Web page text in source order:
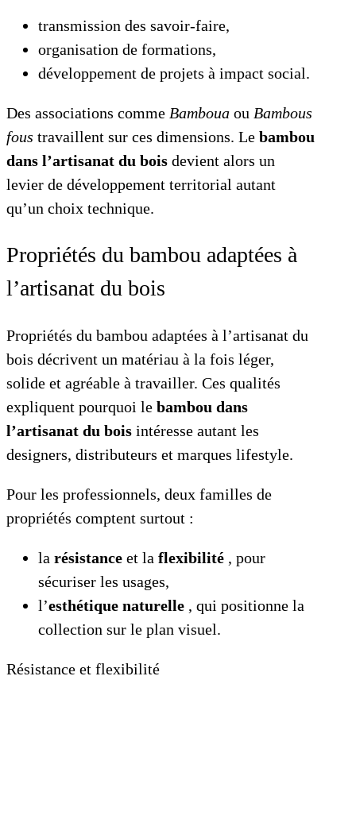
transmission des savoir-faire,
organisation de formations,
développement de projets à impact social.
Des associations comme Bamboua ou Bambous
fous travaillent sur ces dimensions. Le bambou
dans l’artisanat du bois devient alors un
levier de développement territorial autant
qu’un choix technique.
Propriétés du bambou adaptées à
l’artisanat du bois
Propriétés du bambou adaptées à l’artisanat du
bois décrivent un matériau à la fois léger,
solide et agréable à travailler. Ces qualités
expliquent pourquoi le bambou dans
l’artisanat du bois intéresse autant les
designers, distributeurs et marques lifestyle.
Pour les professionnels, deux familles de
propriétés comptent surtout :
la résistance et la flexibilité , pour
sécuriser les usages,
l’esthétique naturelle , qui positionne la
collection sur le plan visuel.
Résistance et flexibilité